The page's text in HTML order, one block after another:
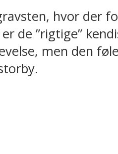
hvor der
de ”rigtige”
men den